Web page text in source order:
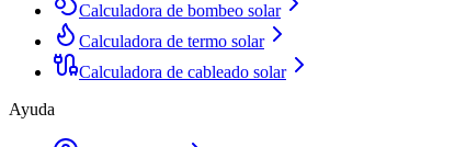
Calculadora de bombeo solar
Calculadora de termo solar
Calculadora de cableado solar
Ayuda